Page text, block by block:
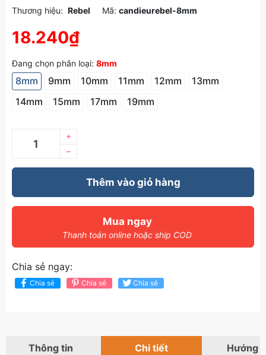
Thương hiệu: Rebel Mã: candieurebel-8mm
18.240₫
Đang chọn phân loại: 8mm
8mm 9mm 10mm 11mm 12mm
13mm
14mm
15mm 17mm 19mm
–
+
Thêm vào giỏ hàng
Mua ngay
Thanh toán online hoặc ship COD
Chia sẻ ngay:
Chia sẻ Chia sẻ Chia sẻ
Thông tin Chi tiết Hướng